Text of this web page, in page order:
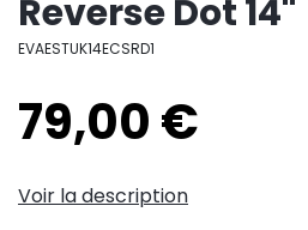
Reverse Dot 14"
EVAESTUK14ECSRD1
79,00 €
Voir la description